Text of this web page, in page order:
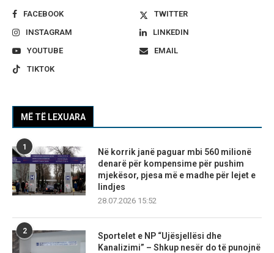
FACEBOOK
TWITTER
INSTAGRAM
LINKEDIN
YOUTUBE
EMAIL
TIKTOK
MË TË LEXUARA
1
Në korrik janë paguar mbi 560 milionë
denarë për kompensime për pushim
mjekësor, pjesa më e madhe për lejet e
lindjes
28.07.2026 15:52
2
Sportelet e NP “Ujësjellësi dhe
Kanalizimi” – Shkup nesër do të punojnë